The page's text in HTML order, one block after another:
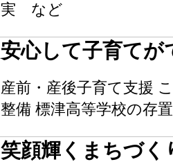
実 など
安心して子育て
産前・産後子育て支援
整備 標津高等学校の存
笑顔輝くまちづく